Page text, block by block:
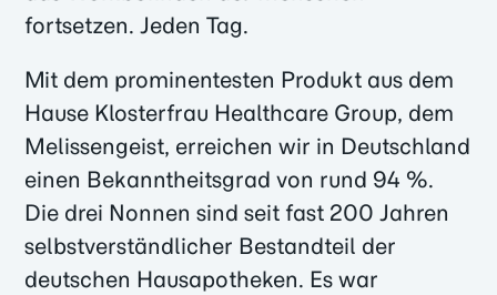
fortsetzen. Jeden Tag.
Mit dem prominentesten Produkt aus dem
Hause Klosterfrau Healthcare Group, dem
Melissengeist, erreichen wir in Deutschland
einen Bekanntheitsgrad von rund 94 %.
Die drei Nonnen sind seit fast 200 Jahren
selbstverständlicher Bestandteil der
deutschen Hausapotheken. Es war